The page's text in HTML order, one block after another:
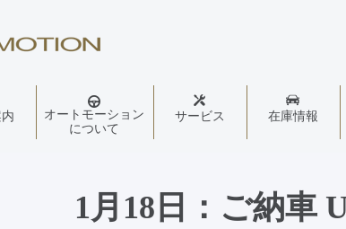
オートモーション
について
サービス 在庫情報
1月18日：ご納車